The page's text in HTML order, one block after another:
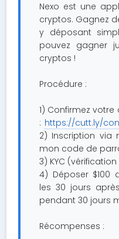
Nexo est une
cryptos. Gagnez
y déposant
pouvez gagner
cryptos !
Procédure :
1) Confirmez
: https://cutt.ly/
2) Inscription via
mon code de
3) KYC
4) Déposer $100
les 30 jours
pendant 30 jours
Récompenses :